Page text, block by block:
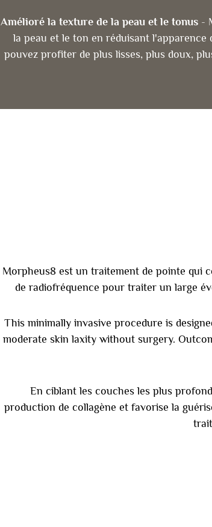
Amélioré la texture de la peau et le tonus -
la peau et le ton en réduisant l'apparence
pouvez profiter de plus lisses, plus doux,
Morpheus8 est un traitement de pointe qui
de radiofréquence pour traiter un large
This minimally invasive procedure is
moderate skin laxity without surgery.
En ciblant les couches les plus
production de collagène et favorise la